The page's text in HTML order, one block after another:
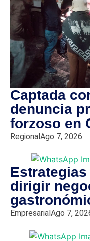
Captada
denuncia
forzoso en
RegionalAgo 7, 2026
dirigir
Empresarial Ago 7,